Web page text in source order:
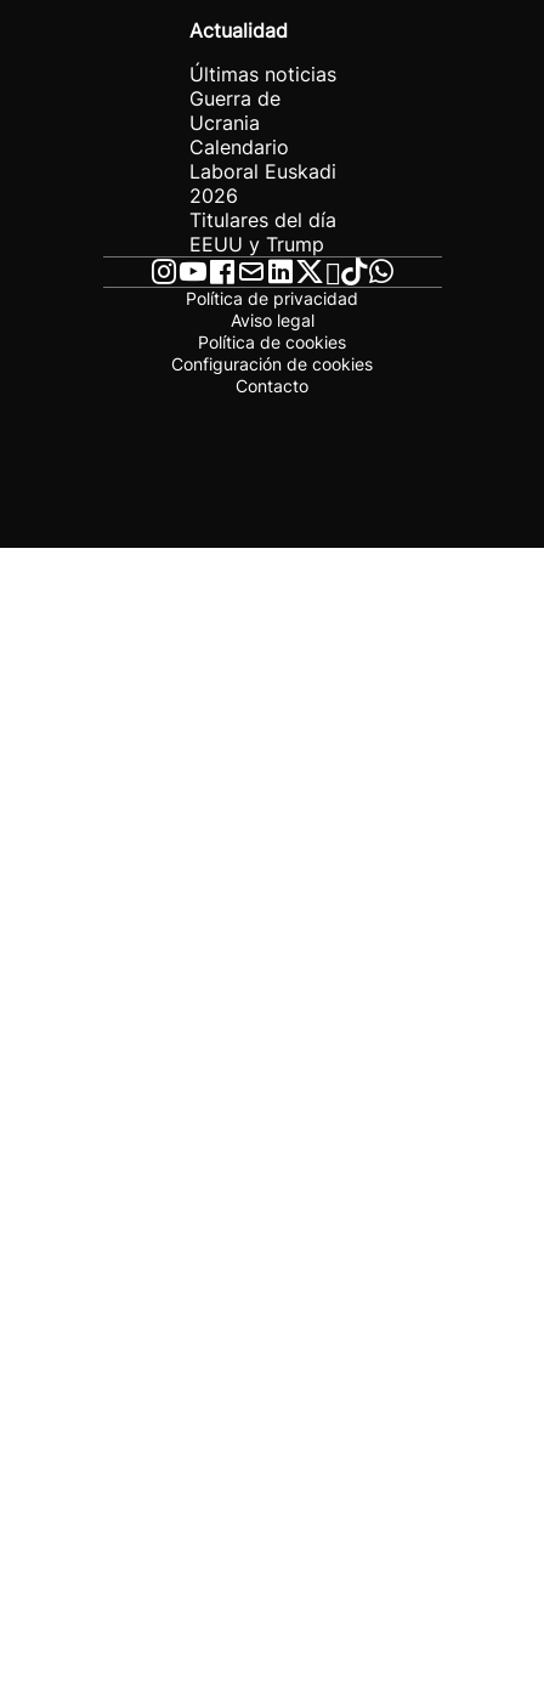
Actualidad
Últimas noticias
Guerra de
Ucrania
Calendario
Laboral Euskadi
2026
Titulares del día
EEUU y Trump
Política de privacidad
Aviso legal
Política de cookies
Configuración de cookies
Contacto